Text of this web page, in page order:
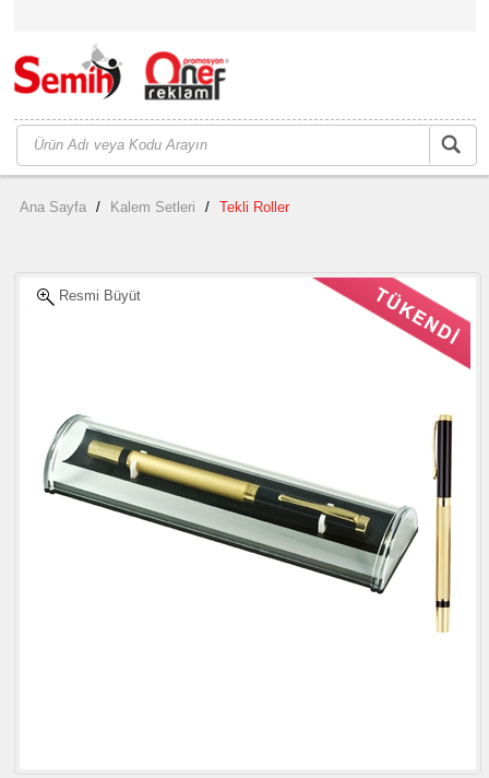
Ana Sayfa / Kalem Setleri / Tekli Roller
Resmi Büyüt